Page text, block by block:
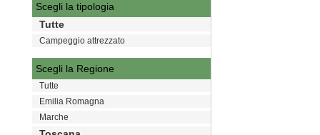
Scegli la tipologia
Tutte
Campeggio attrezzato
Scegli la Regione
Tutte
Emilia Romagna
Marche